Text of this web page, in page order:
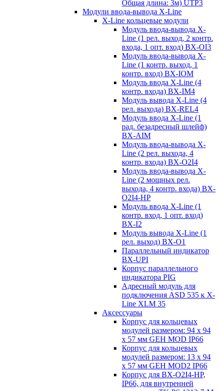
Общая длина: 3м) UTP3
Модули ввода-вывода X-Line
X-Line кольцевые модули
Модуль ввода-вывода X-
Line (1 рел. выход, 2 контр.
входа, 1 опт. вход) BX-OI3
Модуль ввода-вывода X-
Line (1 контр. выход, 1
контр. вход) BX-IOM
Модуль ввода X-Line (4
контр. входа) BX-IM4
Модуль вывода X-Line (4
рел. выхода) BX-REL4
Модуль ввода X-Line (1
рад. безадресный шлейф)
BX-AIM
Модуль ввода-вывода X-
Line (2 рел. выхода, 4
контр. входа) BX-O2I4
Модуль ввода-вывода X-
Line (2 мощных рел.
выхода, 4 контр. входа) BX-
O2I4-HP
Модуль ввода X-Line (1
контр. вход, 1 опт. вход)
BX-I2
Модуль вывода X-Line (1
рел. выход) BX-O1
Параллельный индикатор
BX-UPI
Корпус параллельного
индикатора PIG
Адресный модуль для
подключения ASD 535 к X-
Line XLM 35
Аксессуары
Корпус для кольцевых
модулей размером: 94 x 94
x 57 мм GEH MOD IP66
Корпус для кольцевых
модулей размером: 13 x 94
x 57 мм GEH MOD2 IP66
Корпус для BX-O2I4-HP,
IP66, для внутренней